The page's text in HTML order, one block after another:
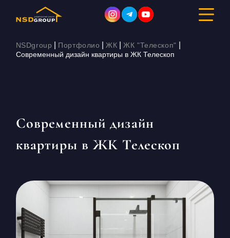
СТРОИТЕЛЬСТВО
ПОРТФОЛИО
СТОИМОСТЬ
О КОМПАНИИ
КОНТАКТЫ
NSDgroup Портфолио ЖК ЖК "Телескоп"
Современный дизайн квартиры в ЖК Телескоп
Современный дизайн
квартиры в ЖК Телескоп